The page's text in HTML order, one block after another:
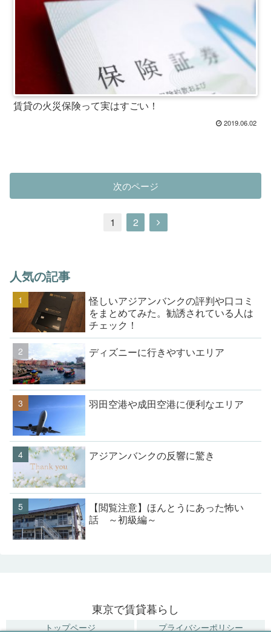
賃貸の火災保険って実はすごい！
2019.06.02
次のページ
1 2
人気の記事
怪しいアジアンバンクの評判や口コミ
をまとめてみた。勧誘されている人は
チェック！
ディズニーに行きやすいエリア
羽田空港や成田空港に便利なエリア
アジアンバンクの反響に驚き
【閲覧注意】ほんとうにあった怖い
話 ～初級編～
東京で賃貸暮らし
トップページ プライバシーポリシー